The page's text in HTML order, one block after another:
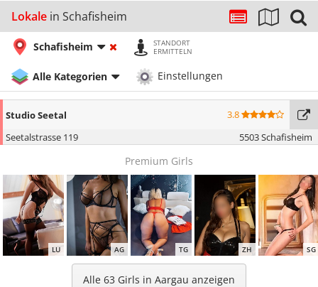
Lokale in Schafisheim
Schafisheim
STANDORT
ERMITTELN
Alle Kategorien Einstellungen
Studio Seetal
3.8
Seetalstrasse 119
5503 Schafisheim
Premium Girls
LU AG TG ZH SG
Alle 63 Girls in Aargau anzeigen